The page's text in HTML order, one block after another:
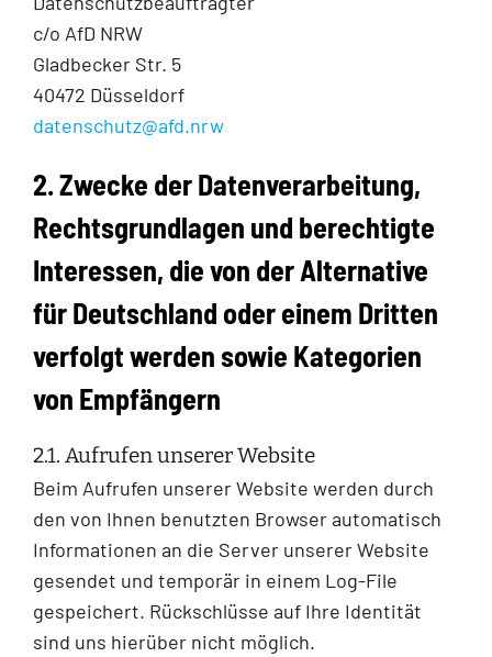
c/o AfD NRW
Gladbecker Str. 5
40472 Düsseldorf
datenschutz@afd.nrw
2. Zwecke der Datenverarbeitung,
Rechtsgrundlagen und berechtigte
Interessen, die von der Alternative
für Deutschland oder einem Dritten
verfolgt werden sowie Kategorien
von Empfängern
2.1. Aufrufen unserer Website
Beim Aufrufen unserer Website werden durch
den von Ihnen benutzten Browser automatisch
Informationen an die Server unserer Website
gesendet und temporär in einem Log-File
gespeichert. Rückschlüsse auf Ihre Identität
sind uns hierüber nicht möglich.